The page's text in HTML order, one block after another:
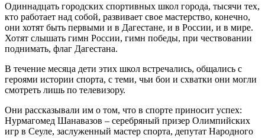
Одиннадцать городских спортивных школ города, тысячи тех,
кто работает над собой, развивает свое мастерство, конечно,
они хотят быть первыми и в Дагестане, и в России, и в мире.
Хотят слышать гимн России, гимн победы, при чествовании
поднимать, флаг Дагестана.
В течение месяца дети этих школ встречались, общались с
героями истории спорта, с теми, чьи бои и схватки они могли
смотреть лишь по телевизору.
Они рассказывали им о том, что в спорте приносит успех:
Нурмагомед Шанавазов – серебряный призер Олимпийских
игр в Сеуле, заслуженный мастер спорта, депутат Народного